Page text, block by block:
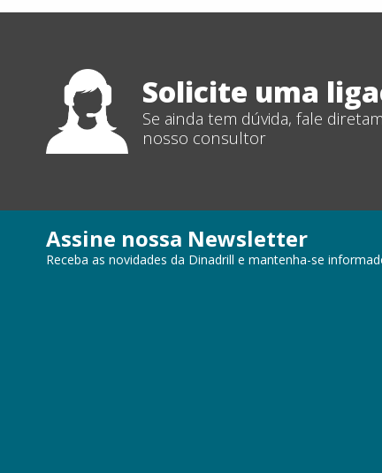
Solicite uma
Se ainda tem dúvida, fale
nosso consultor
Assine nossa Newsletter
Receba as novidades da Dinadrill e mantenha-se